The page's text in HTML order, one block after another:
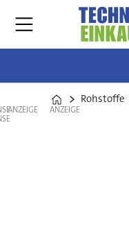
Home
Rohstoffe
ANZEIGE ANZEIGE